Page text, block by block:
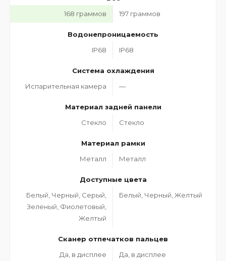
168 граммов
197 граммов
Водонепроницаемость
IP68
IP68
Система охлаждения
Испарительная камера
—
Материал задней панели
Стекло
Стекло
Материал рамки
Металл
Металл
Доступные цвета
Белый, Черный, Серый,
Зеленый, Фиолетовый,
Желтый
Белый, Черный, Желтый
Сканер отпечатков пальцев
Да, в дисплее
Да, в дисплее